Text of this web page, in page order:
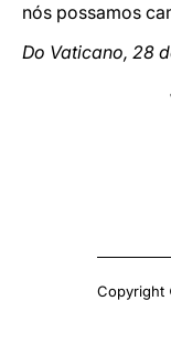
nós possamos
Do Vaticano, 28
Copyright